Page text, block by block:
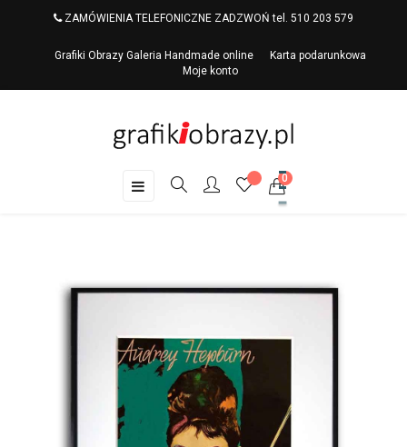
ZAMÓWIENIA TELEFONICZNE ZADZWOŃ tel. 510 203 579
Grafiki Obrazy Galeria Handmade online
Karta podarunkowa
Moje konto
Toggle
☰ 0